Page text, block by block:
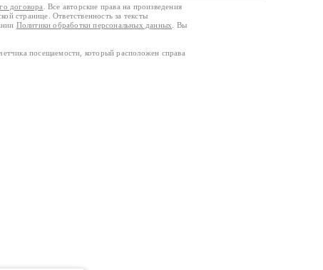
договора
. Все авторские права на произведения
странице. Ответственность за тексты
Политики обработки персональных данных
. Вы
посещаемости, который расположен справа